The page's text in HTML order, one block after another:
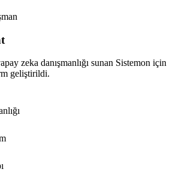
zeka danışmanlığı sunan Sistemon için
geliştirildi.